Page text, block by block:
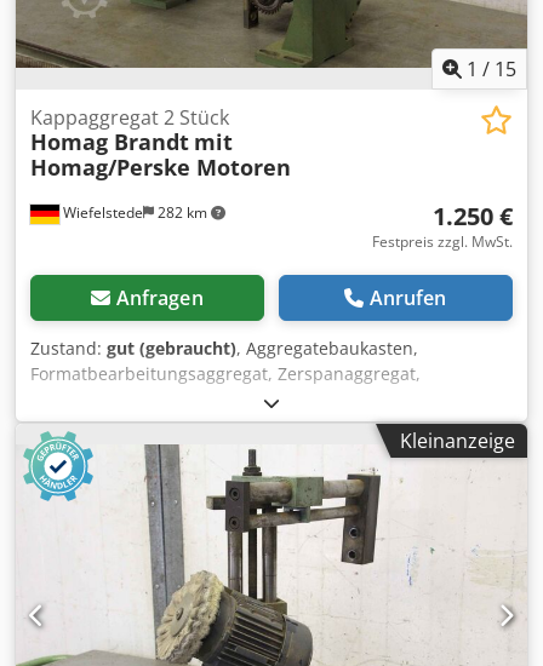
1 / 15
Wiefelstede 282 km
Kappaggregat 2 Stück
Homag Brandt mit
Homag/Perske Motoren
1.250 €
Festpreis zzgl. MwSt.
Anfragen Anrufen
Zustand: gut (gebraucht), Aggregatebaukasten,
Formatbearbeitungsaggregat, Zerspanaggregat,
Fräsaggregat, Formfräsaggregat, Fügefräsaggregat,
Kappaggregat, Doppelendprofiler,
Kantenbearbeitungsmaschine, Ritzmotor, Zerspanermotor,
Fräsmotor für Kantenbearbeitungsmaschine -Hersteller:
Homag, Kappaggregate aus Kantenanleimmaschine
BRANDT KM 36 -Motoren: Homag Typ LF-40-L / Perske KNS
22.08-2 Chjdpfegy Da Sox Akvea -Leistung: 0,27 kW / 12000
U/min / 10800 U/min -Spannung: 220V / 200 Hz -
Pneumatikkomponenten: Bosch -Einzelkomponenten: siehe
Fotos -Preis/Verkauf: komplett -Abmessung ges.:
500/560/H670 mm -Gewicht: 51 kg
Kleinanzeige